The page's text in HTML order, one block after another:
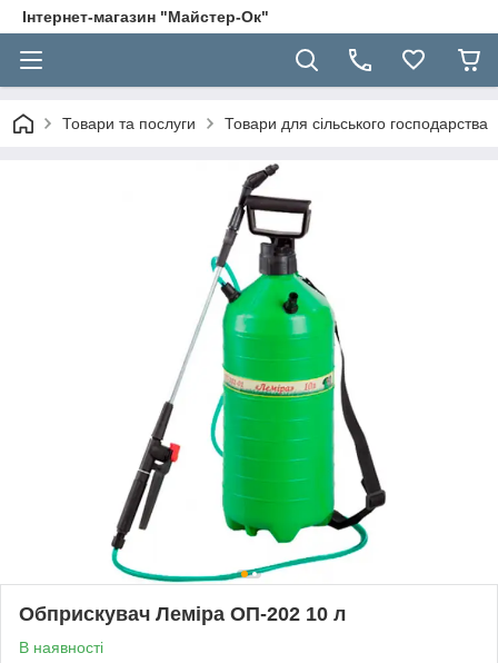
Інтернет-магазин "Майстер-Ок"
Товари та послуги Товари для сільського господарства
Обприскувач Леміра ОП-202 10 л
В наявності